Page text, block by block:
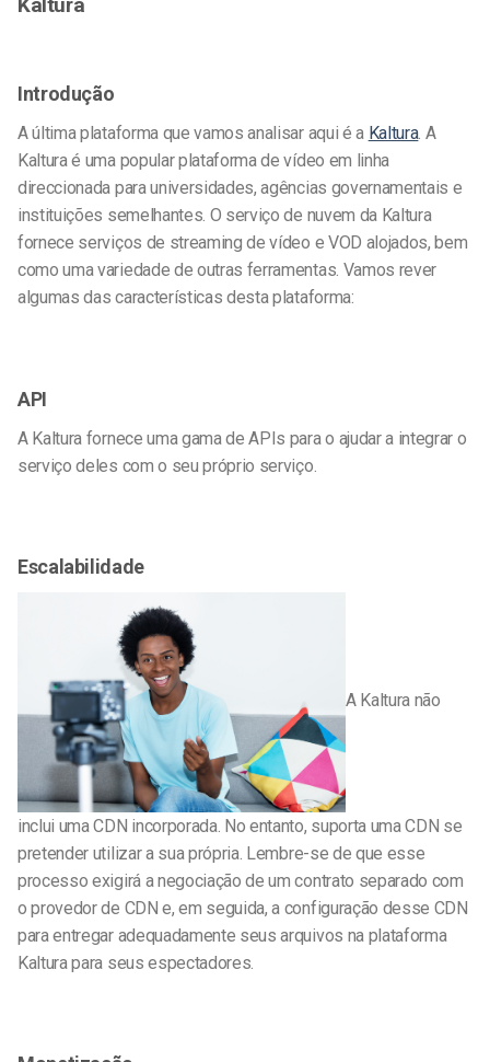
Introdução
A última plataforma que vamos analisar aqui é a Kaltura. A
Kaltura é uma popular plataforma de vídeo em linha
direccionada para universidades, agências governamentais e
instituições semelhantes. O serviço de nuvem da Kaltura
fornece serviços de streaming de vídeo e VOD alojados, bem
como uma variedade de outras ferramentas. Vamos rever
algumas das características desta plataforma:
API
A Kaltura fornece uma gama de APIs para o ajudar a integrar o
serviço deles com o seu próprio serviço.
Escalabilidade
A Kaltura não
inclui uma CDN incorporada. No entanto, suporta uma CDN se
pretender utilizar a sua própria. Lembre-se de que esse
processo exigirá a negociação de um contrato separado com
o provedor de CDN e, em seguida, a configuração desse CDN
para entregar adequadamente seus arquivos na plataforma
Kaltura para seus espectadores.